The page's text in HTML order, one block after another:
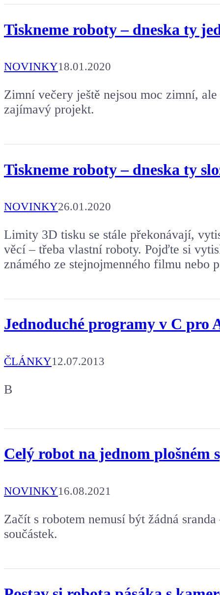
Tiskneme roboty – dneska ty
NOVINKY18.01.2020
Zimní večery ještě nejsou moc zimní,
zajímavý projekt.
Tiskneme roboty – dneska ty
NOVINKY26.01.2020
Limity 3D tisku se stále překonávají,
věcí – třeba vlastní roboty. Pojďte si
známého ze stejnojmenného filmu nebo
Jednoduché programy v C pro
ČLÁNKY12.07.2013
B
Celý robot na jednom plošném
NOVINKY16.08.2021
Začít s robotem nemusí být žádná
součástek.